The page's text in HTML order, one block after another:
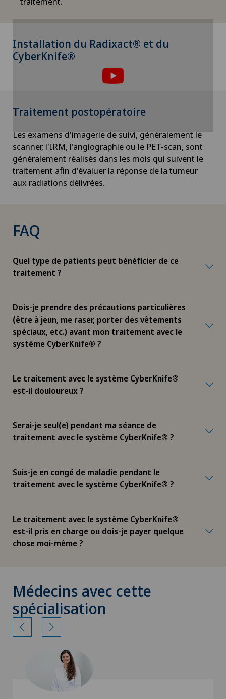
Installation du Radixact® et du
CyberKnife®
Pour pouvoir afficher ce contenu, vous devez
accepter l’utilisation de cookies.
Veuillez activer l’option correspondante dans les
Paramètres des cookies
Traitement postopératoire
Les examens d'imagerie de suivi, généralement le
scanner, l'IRM, l'angiographie ou le PET-scan, sont
généralement réalisés dans les mois qui suivent le
traitement afin d'évaluer la réponse de la tumeur
aux radiations délivrées.
FAQ
Quel type de patients peut bénéficier de ce
traitement ?
Dois-je prendre des précautions particulières
(être à jeun, me raser, porter des vêtements
spéciaux, etc.) avant mon traitement avec le
système CyberKnife® ?
Le traitement avec le système CyberKnife®
est-il douloureux ?
Serai-je seul(e) pendant ma séance de
traitement avec le système CyberKnife® ?
Suis-je en congé de maladie pendant le
traitement avec le système CyberKnife® ?
Le traitement avec le système CyberKnife®
est-il pris en charge ou dois-je payer quelque
chose moi-même ?
Médecins avec cette
spécialisation